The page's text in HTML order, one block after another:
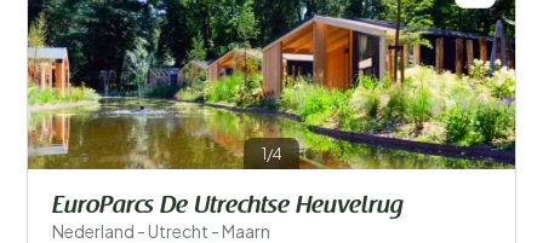
1/4
EuroParcs De Utrechtse Heuvelrug
Nederland - Utrecht - Maarn